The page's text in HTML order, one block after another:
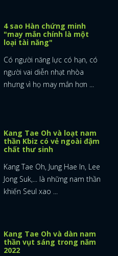
4 sao Hàn chứng minh
"may mắn chính là một
loại tài năng"
Có người năng lực có hạn, có
người vai diễn nhạt nhòa
nhưng vì họ may mắn hơn ...
Kang Tae Oh và loạt nam
thần Kbiz có vẻ ngoài đậm
chất thư sinh
Kang Tae Oh, Jung Hae In, Lee
Jong Suk,... là những nam thần
khiến Seul xao ...
Kang Tae Oh và dàn nam
thần vụt sáng trong năm
2022